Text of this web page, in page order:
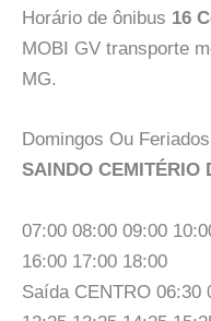
Horário de ônibus 16
MOBI GV transporte
MG.
Domingos Ou Feriados
SAINDO CEMITÉRIO
07:00 08:00 09:00
16:00 17:00 18:00
Saída CENTRO 06:30